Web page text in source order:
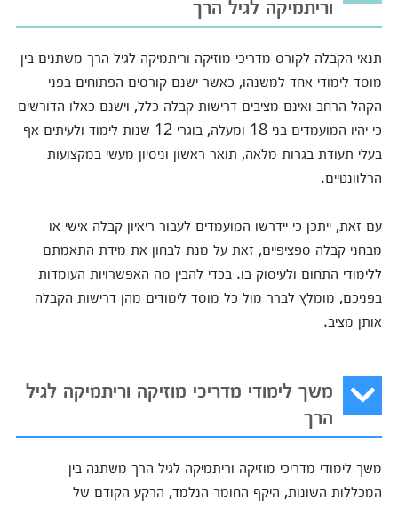
תנאי הקבלה לקורס מדריכי מוזיקה וריתמיקה לגיל הרך משתנים בין
מוסד לימודי אחד למשנהו, כאשר ישנם קורסים הפתוחים בפני
הקהל הרחב ואינם מציבים דרישות קבלה כלל, וישנם כאלו הדורשים
כי יהיו המועמדים בני 18 ומעלה, בוגרי 12 שנות לימוד ולעיתים אף
בעלי תעודת בגרות מלאה, תואר ראשון וניסיון מעשי במקצועות
הרלוונטיים.
עם זאת, ייתכן כי יידרשו המועמדים לעבור ריאיון קבלה אישי או
מבחני קבלה ספציפיים, זאת על מנת לבחון את מידת התאמתם
ללימודי התחום ולעיסוק בו. בכדי להבין מה האפשרויות העומדות
בפניכם, מומלץ לברר מול כל מוסד לימודים מהן דרישות הקבלה
אותן מציב.
משך לימודי מדריכי מוזיקה וריתמיקה לגיל
הרך
משך לימודי מדריכי מוזיקה וריתמיקה לגיל הרך משתנה בין
המכללות השונות, היקף החומר הנלמד, הרקע הקודם של